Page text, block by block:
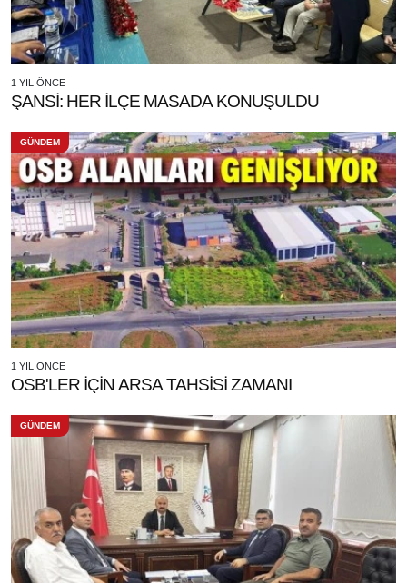
1 YIL ÖNCE
ŞANSİ: HER İLÇE MASADA KONUŞULDU
GÜNDEM
1 YIL ÖNCE
OSB'LER İÇİN ARSA TAHSİSİ ZAMANI
GÜNDEM